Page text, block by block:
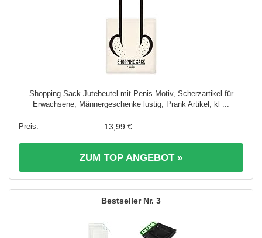
Shopping Sack Jutebeutel mit Penis Motiv, Scherzartikel für
Erwachsene, Männergeschenke lustig, Prank Artikel, kl ...
13,99 €
ZUM TOP ANGEBOT »
3